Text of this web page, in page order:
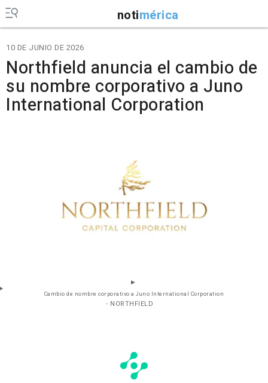
notimérica
10 DE JUNIO DE 2026
Northfield anuncia el cambio de
su nombre corporativo a Juno
International Corporation
Cambio de nombre corporativo a Juno International Corporation
- NORTHFIELD